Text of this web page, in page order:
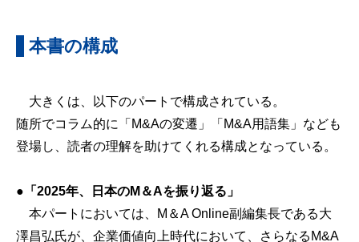
本書の構成
大きくは、以下のパートで構成されている。
随所でコラム的に「M&Aの変遷」「M&A用語集」なども
登場し、読者の理解を助けてくれる構成となっている。
●「2025年、日本のM＆Aを振り返る」
本パートにおいては、M＆A Online副編集長である大
澤昌弘氏が、企業価値向上時代において、さらなるM&A